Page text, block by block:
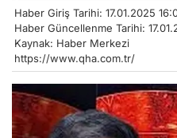
Haber Giriş Tarihi: 17.01.2025
Haber Güncellenme Tarihi:
Kaynak: Haber Merkezi
https://www.qha.com.tr/